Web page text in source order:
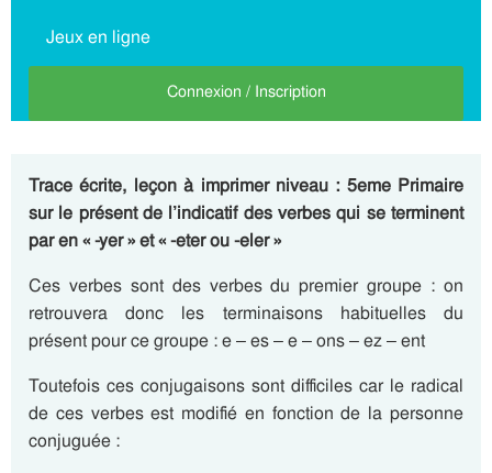
Jeux en ligne
Connexion / Inscription
Trace écrite, leçon à imprimer niveau : 5eme Primaire
sur le présent de l’indicatif des verbes qui se terminent
par en « -yer » et « -eter ou -eler »
Ces verbes sont des verbes du premier groupe : on
retrouvera donc les terminaisons habituelles du
présent pour ce groupe : e – es – e – ons – ez – ent
Toutefois ces conjugaisons sont difficiles car le radical
de ces verbes est modifié en fonction de la personne
conjuguée :